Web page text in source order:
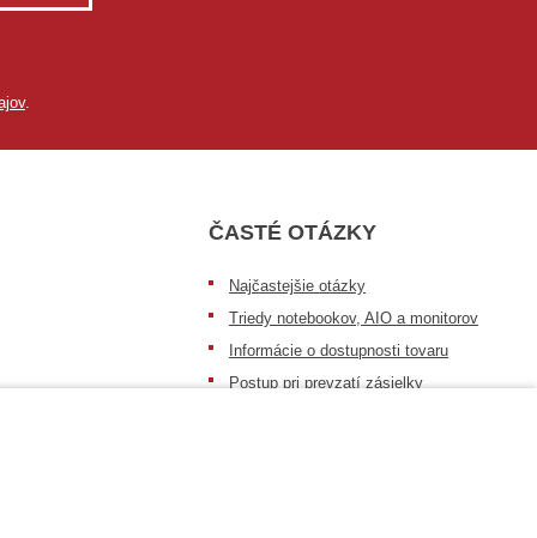
.
ČASTÉ OTÁZKY
Najčastejšie otázky
Triedy notebookov, AIO a monitorov
Informácie o dostupnosti tovaru
Postup pri prevzatí zásielky